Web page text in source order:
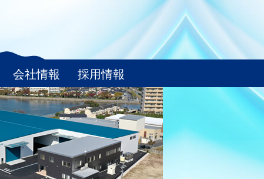
採用情報
会社情報